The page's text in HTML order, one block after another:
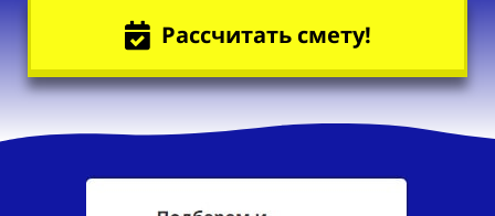
Рассчитать смету!